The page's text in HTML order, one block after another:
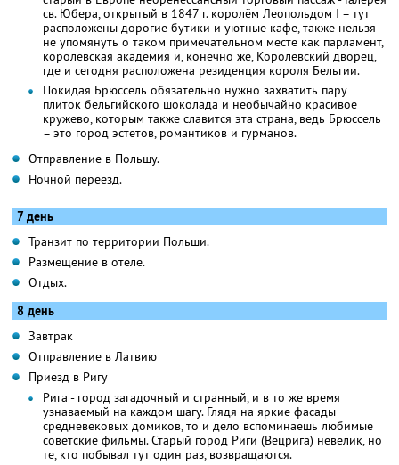
св. Юбера, открытый в 1847 г. королём Леопольдом I – тут
расположены дорогие бутики и уютные кафе, также нельзя
не упомянуть о таком примечательном месте как парламент,
королевская академия и, конечно же, Королевский дворец,
где и сегодня расположена резиденция короля Бельгии.
Покидая Брюссель обязательно нужно захватить пару
плиток бельгийского шоколада и необычайно красивое
кружево, которым также славится эта страна, ведь Брюссель
– это город эстетов, романтиков и гурманов.
Отправление в Польшу.
Ночной переезд.
7 день
Транзит по территории Польши.
Размещение в отеле.
Отдых.
8 день
Завтрак
Отправление в Латвию
Приезд в Ригу
Рига - город загадочный и странный, и в то же время
узнаваемый на каждом шагу. Глядя на яркие фасады
средневековых домиков, то и дело вспоминаешь любимые
советские фильмы. Старый город Риги (Вецрига) невелик, но
те, кто побывал тут один раз, возвращаются.